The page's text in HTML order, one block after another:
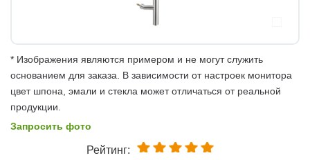
* Изображения являются примером и не могут служить
основанием для заказа. В зависимости от настроек монитора
цвет шпона, эмали и стекла может отличаться от реальной
продукции.
Запросить фото
Рейтинг: